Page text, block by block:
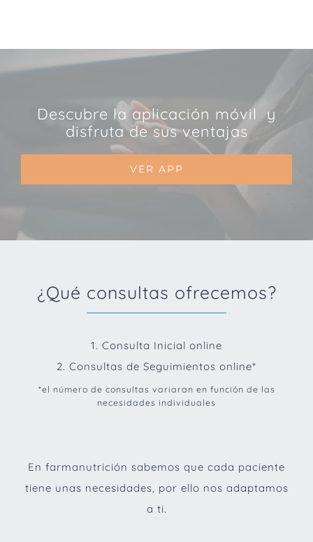
Descubre la aplicación móvil y
disfruta de sus ventajas
VER APP
¿Qué consultas ofrecemos?
1. Consulta Inicial online
2. Consultas de Seguimientos online*
*el número de consultas variaran en función de las
necesidades individuales
En farmanutrición sabemos que cada paciente
tiene unas necesidades, por ello nos adaptamos
a ti.